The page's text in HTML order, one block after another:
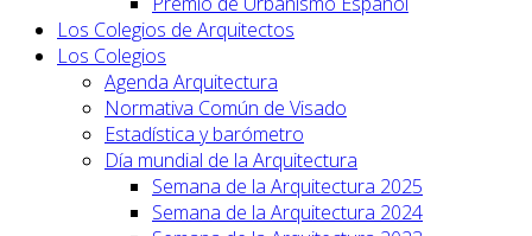
Los Colegios de Arquitectos
Los Colegios
Agenda Arquitectura
Normativa Común de Visado
Estadística y barómetro
Día mundial de la Arquitectura
Semana de la Arquitectura 2025
Semana de la Arquitectura 2024